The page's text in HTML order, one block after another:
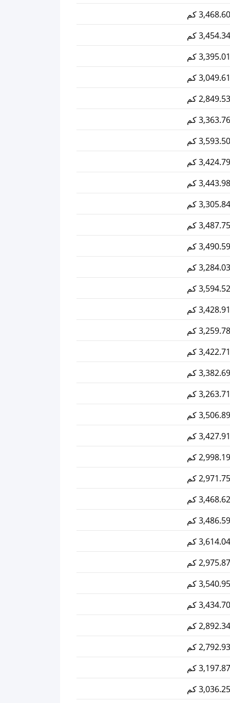
3,468.60 كم
3,454.34 كم
3,395.01 كم
3,049.61 كم
2,849.53 كم
3,363.76 كم
3,593.50 كم
3,424.79 كم
3,443.98 كم
3,305.84 كم
3,487.75 كم
3,490.59 كم
3,284.03 كم
3,594.52 كم
3,428.91 كم
3,259.78 كم
3,422.71 كم
3,382.69 كم
3,263.71 كم
3,506.89 كم
3,427.91 كم
2,998.19 كم
2,971.75 كم
3,468.62 كم
3,486.59 كم
3,614.04 كم
2,975.87 كم
3,540.95 كم
3,434.70 كم
2,892.34 كم
2,792.93 كم
3,197.87 كم
3,036.25 كم